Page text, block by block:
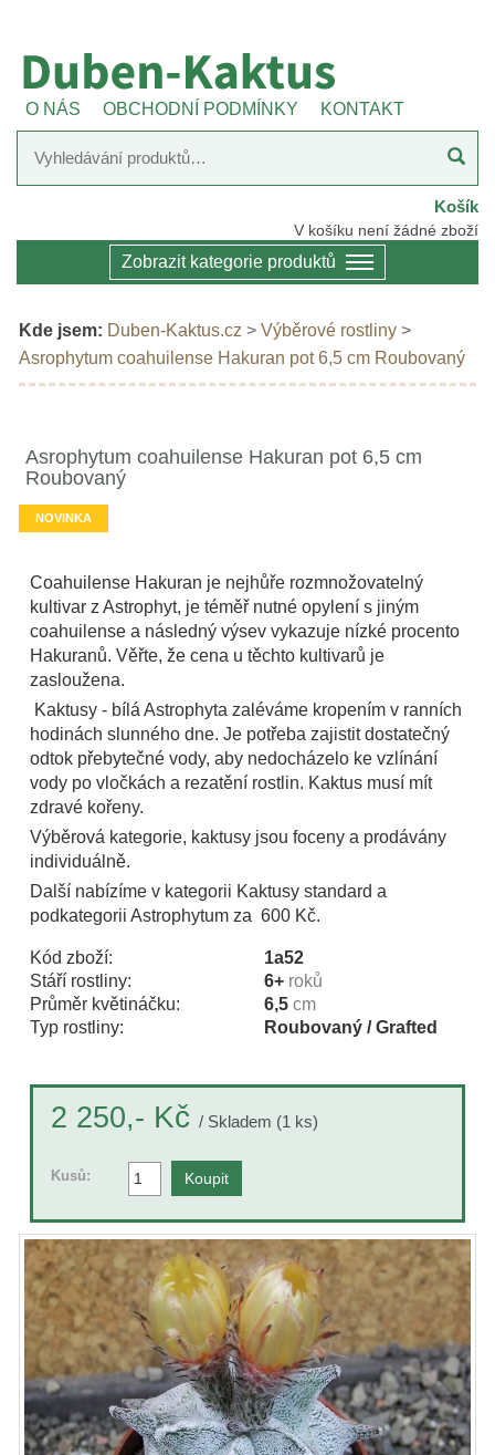
O NÁS OBCHODNÍ PODMÍNKY KONTAKT
Košík
V košíku není žádné zboží
Zobrazit kategorie produktů
Kde jsem: Duben-Kaktus.cz > Výběrové rostliny >
Asrophytum coahuilense Hakuran pot 6,5 cm Roubovaný
Asrophytum coahuilense Hakuran pot 6,5 cm
Roubovaný
NOVINKA
Coahuilense Hakuran je nejhůře rozmnožovatelný
kultivar z Astrophyt, je téměř nutné opylení s jiným
coahuilense a následný výsev vykazuje nízké procento
Hakuranů. Věřte, že cena u těchto kultivarů je
zasloužena.
Kaktusy - bílá Astrophyta zaléváme kropením v ranních
hodinách slunného dne. Je potřeba zajistit dostatečný
odtok přebytečné vody, aby nedocházelo ke vzlínání
vody po vločkách a rezatění rostlin. Kaktus musí mít
zdravé kořeny.
Výběrová kategorie, kaktusy jsou foceny a prodávány
individuálně.
Další nabízíme v kategorii Kaktusy standard a
podkategorii Astrophytum za 600 Kč.
Kód zboží:
1a52
Stáří rostliny:
6+ roků
Průměr květináčku:
6,5 cm
Typ rostliny:
Roubovaný / Grafted
2 250,- Kč / Skladem (1 ks)
Kusů: